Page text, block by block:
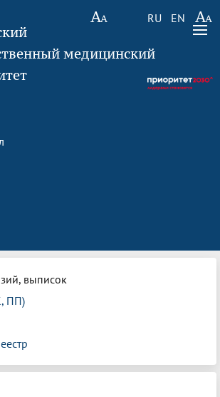
RU EN
медицинский
выписок
ПП)